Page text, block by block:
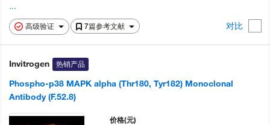
高级验证 7篇参考文献 对比
...
Invitrogen 热销产品
Phospho-p38 MAPK alpha (Thr180, Tyr182) Monoclonal
Antibody (F.52.8)
价格(元)